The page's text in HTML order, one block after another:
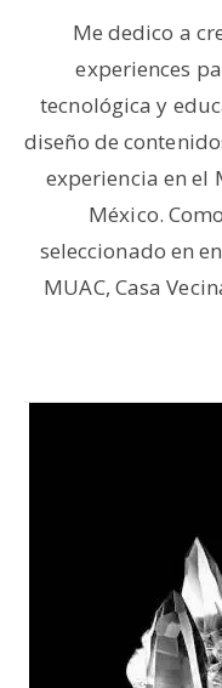
Me dedico a
experiences
tecnológica y
diseño de
experiencia en el
México.
seleccionado en
MUAC, Casa